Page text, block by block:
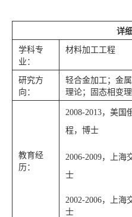
详
学科专
业：
材料加工工程
研究方
向：
轻合金加工；金
理论；固态相变
教育经
历：
2008-2013，美国
程，博士
2006-2009，上海
士
2002-2006，上
士